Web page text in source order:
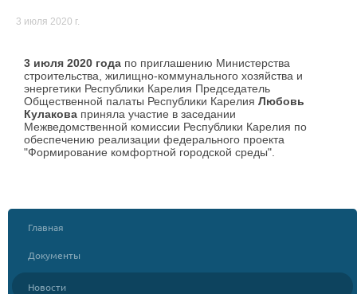
3 июля 2020 г.
3 июля 2020 года по приглашению Министерства
строительства, жилищно-коммунального хозяйства и
энергетики Республики Карелия Председатель
Общественной палаты Республики Карелия Любовь
Кулакова приняла участие в заседании
Межведомственной комиссии Республики Карелия по
обеспечению реализации федерального проекта
"Формирование комфортной городской среды".
Главная
Документы
Новости